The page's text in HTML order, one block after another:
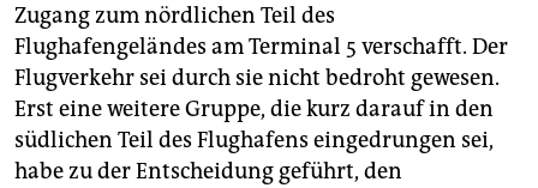
Zugang zum nördlichen Teil des
Flughafengeländes am Terminal 5 verschafft. Der
Flugverkehr sei durch sie nicht bedroht gewesen.
Erst eine weitere Gruppe, die kurz darauf in den
südlichen Teil des Flughafens eingedrungen sei,
habe zu der Entscheidung geführt, den